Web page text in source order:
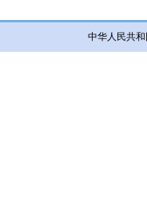
中华人民共